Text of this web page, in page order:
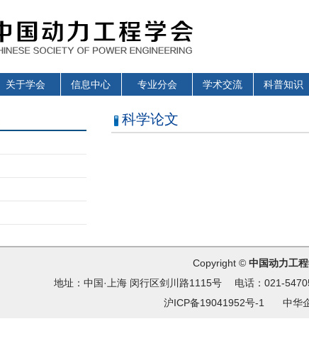
关于学会 信息中心 专业分会 学术交流 科普知识
科学论文
Copyright © 中国动力工
地址：中国·上海 闵行区剑川路1115号 电话：021-
沪ICP备19041952号-1
中华